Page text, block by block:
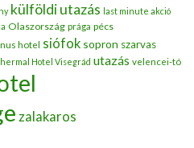
külföldi utazás last minute akció
Olaszország prága pécs
hotel siófok sopron szarvas
Hotel Visegrád utazás velencei-tó
zalakaros